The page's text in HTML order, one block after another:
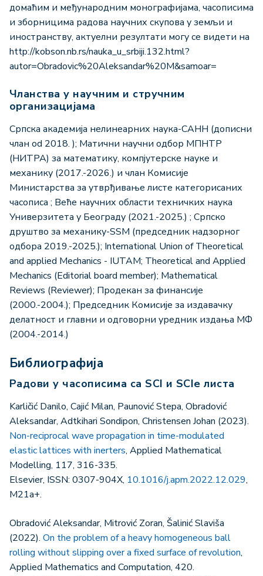
домаћим и међународним монографијама, часописима
и зборницима радова научних скупова у земљи и
иностранству, актуелни резултати могу се видети на
http://kobson.nb.rs/nauka_u_srbiji.132.html?
autor=Obradovic%20Aleksandar%20M&samoar=
Чланства у научним и стручним
организацијама
Српска академија нелинеарних наука-САНН (дописни
члан od 2018. ); Матични научни одбор МПНТР
(НИТРА) за математику, компјутерске науке и
механику (2017.-2026.) и члан Комисије
Министарства за утврђивање листе категорисаних
часописа ; Веће научних области техничких наука
Универзитета у Београду (2021.-2025.) ; Српско
друштво за механику-SSM (председник надзорног
одбора 2019.-2025.); International Union of Theoretical
and applied Mechanics - IUTAM; Theoretical and Applied
Mechanics (Editorial board member); Mathematical
Reviews (Reviewer); Продекан за финансије
(2000.-2004.); Председник Комисије за издавачку
делатност и главни и одговорни уредник издања МФ
(2004.-2014.)
Библиографија
Радови у часописима са SCI и SCIe листа
Karličić Danilo, Cajić Milan, Paunović Stepa, Obradović
Aleksandar, Adtkihari Sondipon, Christensen Johan (2023).
Non-reciprocal wave propagation in time-modulated
elastic lattices with inerters, Applied Mathematical
Modelling, 117, 316-335.
Elsevier, ISSN: 0307-904X, 10.1016/j.apm.2022.12.029,
M21a+.
Obradović Aleksandar, Mitrović Zoran, Šalinić Slaviša
(2022). On the problem of a heavy homogeneous ball
rolling without slipping over a fixed surface of revolution,
Applied Mathematics and Computation, 420.